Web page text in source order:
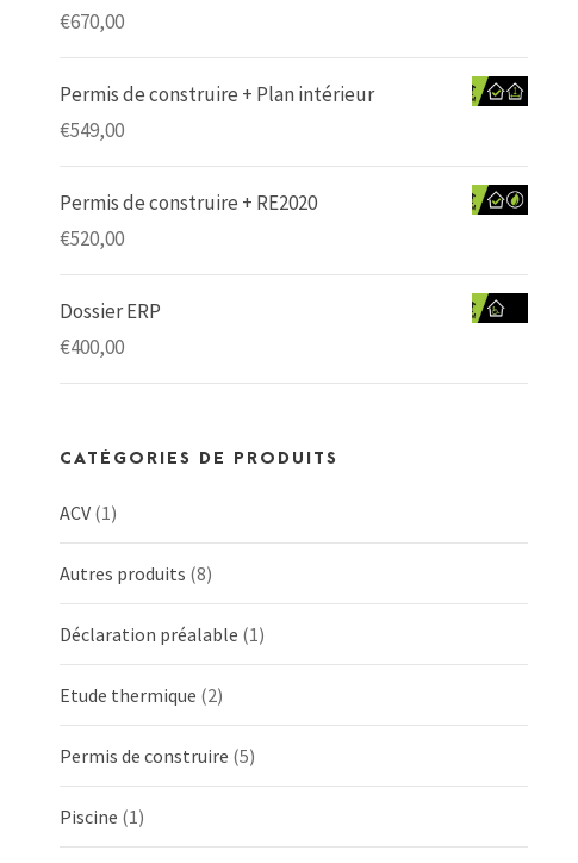
€670,00
Permis de construire + Plan intérieur
€549,00
Permis de construire + RE2020
€520,00
Dossier ERP
€400,00
CATÉGORIES DE PRODUITS
ACV (1)
Autres produits (8)
Déclaration préalable (1)
Etude thermique (2)
Permis de construire (5)
Piscine (1)